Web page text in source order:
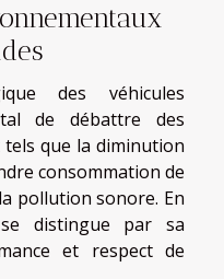
des véhicules
de débattre des
que la diminution
consommation de
pollution sonore. En
distingue par sa
et respect de